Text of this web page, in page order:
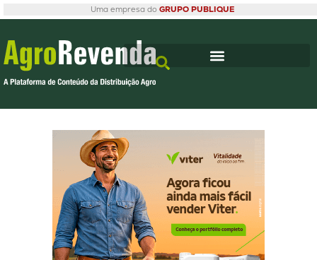
Uma empresa do GRUPO PUBLIQUE